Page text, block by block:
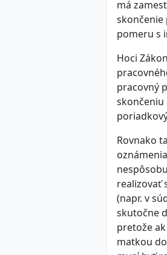
má
skončenie
pomeru s
Hoci
pracovný
skončeniu
Rovnako
realizovať
(napr. v
skutočne
pretože
matkou